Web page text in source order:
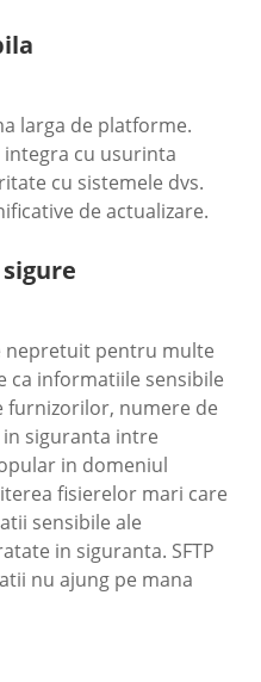
larga de platforme.
integra cu usurinta
cu sistemele dvs.
de actualizare.
nepretuit pentru multe
ca informatiile sensibile
furnizorilor, numere de
siguranta intre
in domeniul
fisierelor mari care
sensibile ale
in siguranta. SFTP
nu ajung pe mana